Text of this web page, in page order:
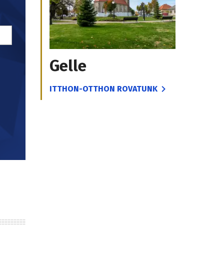
Gelle
ITTHON-OTTHON ROVATUNK